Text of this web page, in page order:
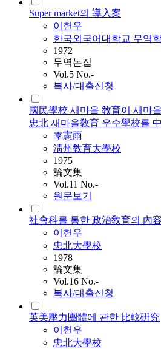
Super market의 導入案
이헌우
한국외국어대학교 무역
1972
무역논집
Vol.5 No.-
복사/대출신청
國民學校 새마을 敎育이 새마
忠北 새마을敎育 우수學校를
李憲雨
淸州敎育大學校
1975
論文集
Vol.11 No.-
원문보기
社會科를 통한 政治敎育의 內
이헌우
忠北大學校
1978
論文集
Vol.16 No.-
복사/대출신청
英美壓力團體에 관한 比較硏究
이헌우
忠北大學校